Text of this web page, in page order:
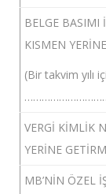
BELGE BASIMI
KISMEN
(Bir takvim yılı
VERGİ KİMLİK
YERİNE
MB’NİN ÖZEL